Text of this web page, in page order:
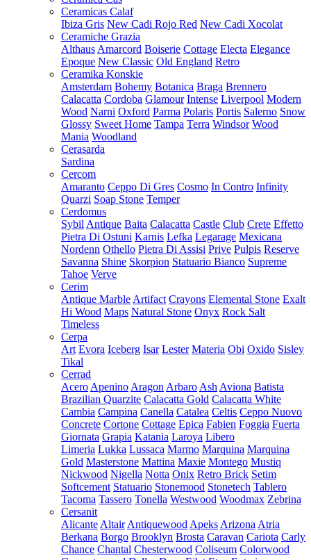
Ceramicas Calaf
Ibiza Gris New Cadi Rojo Red New Cadi Xocolat
Ceramiche Grazia
Althaus Amarcord Boiserie Cottage Electa Elegance
Epoque New Classic Old England Retro
Ceramika Konskie
Amsterdam Bohemy Botanica Braga Brennero
Calacatta Cordoba Glamour Intense Liverpool Modern
Wood Narni Oxford Parma Polaris Portis Salerno Snow
Glossy Sweet Home Tampa Terra Windsor Wood
Mania Woodland
Cerasarda
Sardina
Cercom
Amaranto Ceppo Di Gres Cosmo In Contro Infinity
Quarzi Soap Stone Temper
Cerdomus
Sybil Antique Baita Calacatta Castle Club Crete Effetto
Pietra Di Ostuni Karnis Lefka Legarage Mexicana
Nordenn Othello Pietra Di Assisi Prive Pulpis Reserve
Savanna Shine Skorpion Statuario Bianco Supreme
Tahoe Verve
Cerim
Antique Marble Artifact Crayons Elemental Stone Exalt
Hi Wood Maps Natural Stone Onyx Rock Salt
Timeless
Cerpa
Art Evora Iceberg Isar Lester Materia Obi Oxido Sisley
Tikal
Cerrad
Acero Apenino Aragon Arbaro Ash Aviona Batista
Brazilian Quarzite Calacatta Gold Calacatta White
Cambia Campina Canella Catalea Celtis Ceppo Nuovo
Concrete Cortone Cottage Epica Fabien Foggia Fuerta
Giornata Grapia Katania Laroya Libero
Limeria Lukka Lussaca Marmo Marquina Marquina
Gold Masterstone Mattina Maxie Montego Mustiq
Nickwood Nigella Notta Onix Retro Brick Setim
Softcement Statuario Stonemood Stonetech Tablero
Tacoma Tassero Tonella Westwood Woodmax Zebrina
Cersanit
Alicante Altair Antiquewood Apeks Arizona Atria
Berkana Borgo Brooklyn Brosta Caravan Cariota Carly
Chance Chantal Chesterwood Coliseum Colorwood